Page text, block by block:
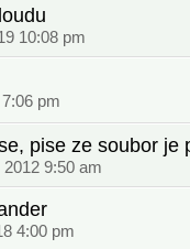
10:08 pm
pm
pise ze soubor je
9:50 am
4:00 pm